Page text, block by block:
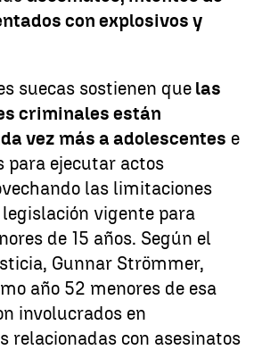
con explosivos y
suecas sostienen que las
criminales están
vez más a adolescentes e
para ejecutar actos
las limitaciones
vigente para
de 15 años. Según el
Gunnar Strömmer,
año 52 menores de esa
involucrados en
relacionadas con asesinatos